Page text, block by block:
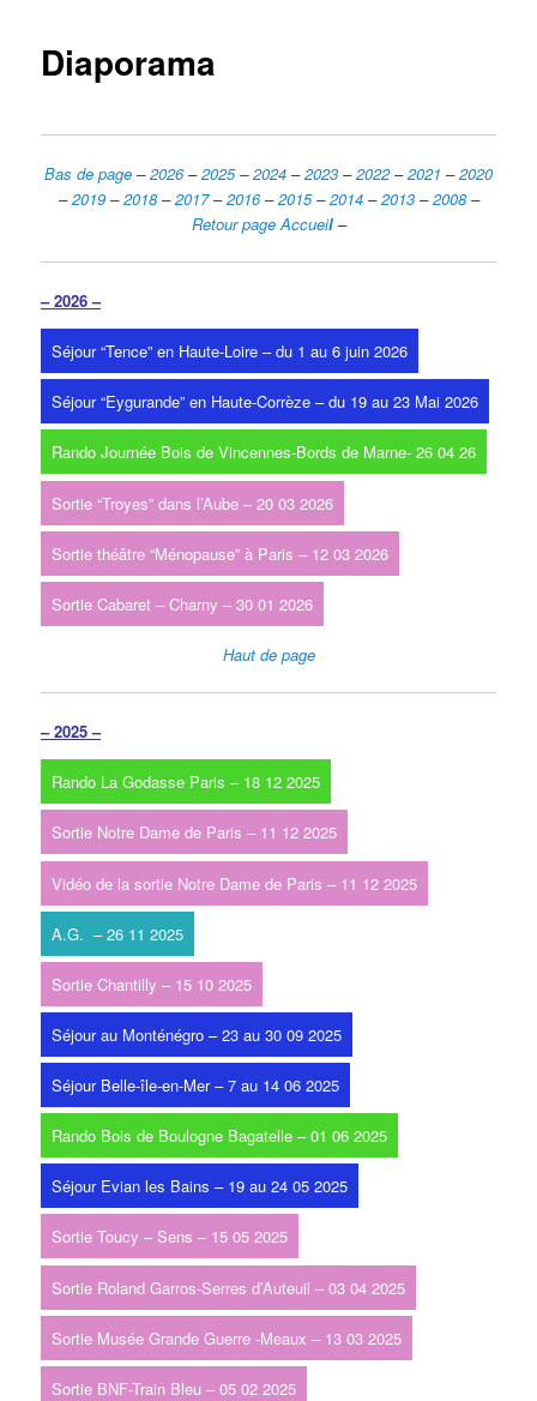
Diaporama
Bas de page –2026–2025–2024 –2023 –2022–2021 –2020
–2019–2018–2017–2016–2015–2014–2013–2008–
Retour page Accueil–
– 2026 –
Séjour “Tence” en Haute-Loire – du 1 au 6 juin 2026
Séjour “Eygurande” en Haute-Corrèze – du 19 au 23 Mai 2026
Rando Journée Bois de Vincennes-Bords de Marne- 26 04 26
Sortie “Troyes” dans l’Aube – 20 03 2026
Sortie théâtre “Ménopause” à Paris – 12 03 2026
Sortie Cabaret – Charny – 30 01 2026
Haut de page
– 2025 –
Rando La Godasse Paris – 18 12 2025
Sortie Notre Dame de Paris – 11 12 2025
Vidéo de la sortie Notre Dame de Paris – 11 12 2025
A.G. – 26 11 2025
Sortie Chantilly – 15 10 2025
Séjour au Monténégro – 23 au 30 09 2025
Séjour Belle-île-en-Mer – 7 au 14 06 2025
Rando Bois de Boulogne Bagatelle – 01 06 2025
Séjour Evian les Bains – 19 au 24 05 2025
Sortie Toucy – Sens – 15 05 2025
Sortie Roland Garros-Serres d’Auteuil – 03 04 2025
Sortie Musée Grande Guerre -Meaux – 13 03 2025
Sortie BNF-Train Bleu – 05 02 2025